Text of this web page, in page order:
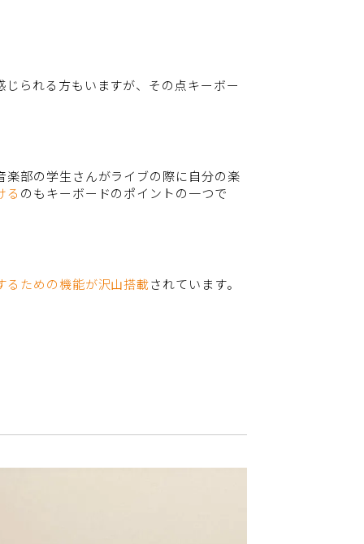
られる方もいますが、その点キーボー
部の学生さんがライブの際に自分の楽
る のもキーボードのポイントの一つで
るための機能が沢山搭載されています。